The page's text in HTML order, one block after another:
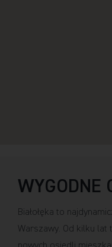
Białołęka to
Warszawy. Od kilku lat